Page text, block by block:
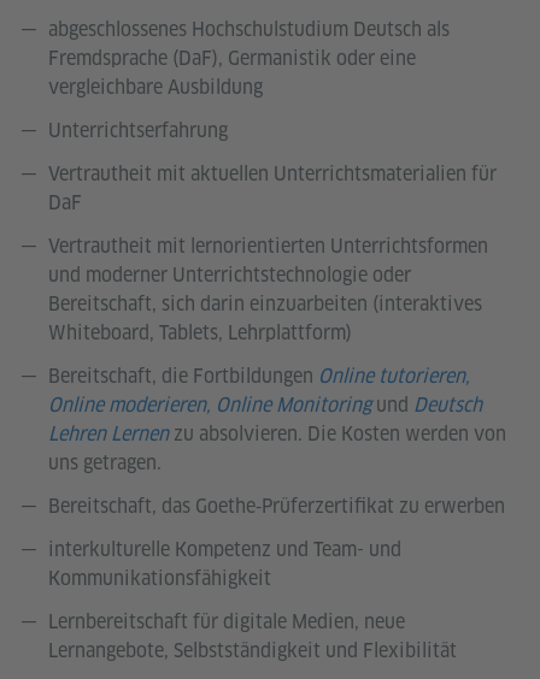
abgeschlossenes Hochschulstudium Deutsch als
Fremdsprache (DaF), Germanistik oder eine
vergleichbare Ausbildung
Unterrichtserfahrung
Vertrautheit mit aktuellen Unterrichtsmaterialien für
DaF
Vertrautheit mit lernorientierten Unterrichtsformen
und moderner Unterrichtstechnologie oder
Bereitschaft, sich darin einzuarbeiten (interaktives
Whiteboard, Tablets, Lehrplattform)
Bereitschaft, die Fortbildungen Online tutorieren,
Online moderieren, Online Monitoringund Deutsch
Lehren Lernen zu absolvieren. Die Kosten werden von
uns getragen.
Bereitschaft, das Goethe‑Prüferzertifikat zu erwerben
interkulturelle Kompetenz und Team- und
Kommunikationsfähigkeit
Lernbereitschaft für digitale Medien, neue
Lernangebote, Selbstständigkeit und Flexibilität